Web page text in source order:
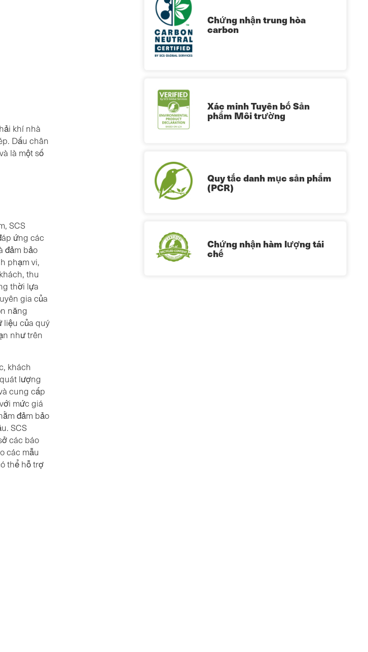
khí nhà
Dấu chân
là một số
SCS
ứng các
đảm bảo
phạm vi,
thu
thời lựa
gia của
năng
liệu của quý
như trên
khách
lượng
cung cấp
mức giá
đảm bảo
SCS
các báo
các mẫu
thể hỗ trợ
Chứng nhận trung hòa
carbon
Xác minh Tuyên bố Sản
phẩm Môi trường
Quy tắc danh mục sản phẩm
(PCR)
Chứng nhận hàm lượng tái
chế